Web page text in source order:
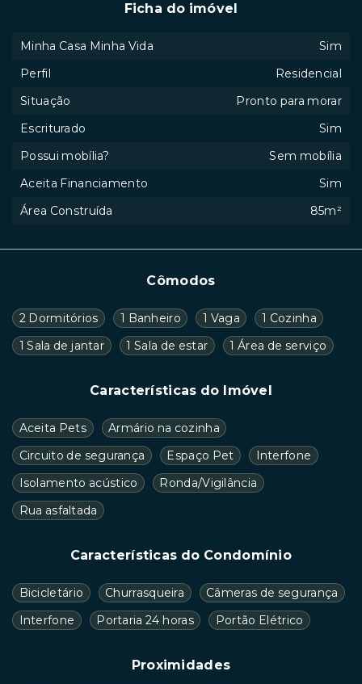
Cômodos
2 Dormitórios 1 Banheiro 1 Vaga
1 Cozinha
1 Sala de jantar
1 Sala de estar 1 Área de serviço
Características do Imóvel
Aceita Pets
Armário na cozinha
Circuito de segurança
Espaço Pet
Interfone
Isolamento acústico
Ronda/Vigilância
Rua asfaltada
Características do Condomínio
Bicicletário Churrasqueira
Câmeras de segurança
Interfone
Portaria 24 horas Portão Elétrico
Proximidades
Ficha do imóvel
Minha Casa Minha Vida
Sim
Perfil
Residencial
Situação
Pronto para morar
Escriturado
Sim
Possui mobília?
Sem mobília
Aceita Financiamento
Sim
Área Construída
85m²